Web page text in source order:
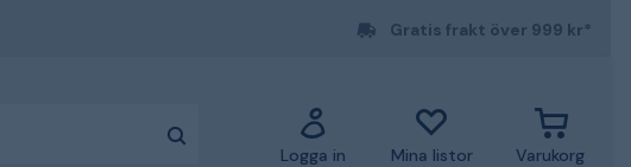
Gratis frakt över 999 kr*
Logga in Mina listor Varukorg